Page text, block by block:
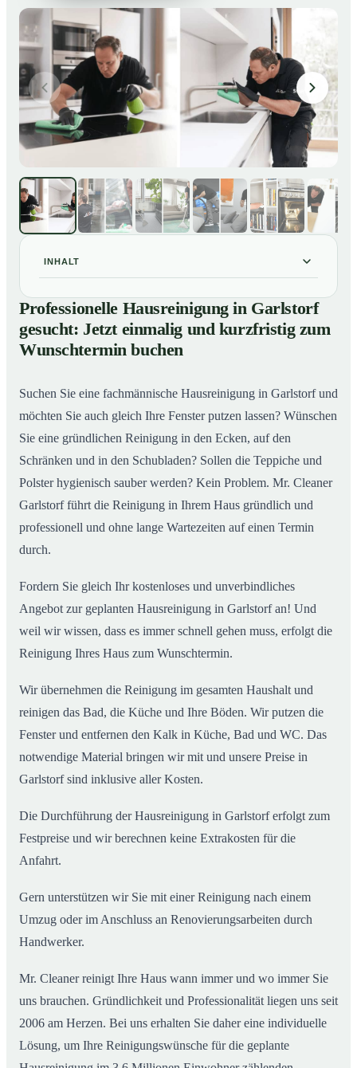
INHALT
01 Professionelle Hausreinigung in Garlstorf gesucht:
Jetzt einmalig und kurzfristig zum Wunschtermin
buchen
02So läuft eine professionelle Hausreinigung in Garlstorf
Professionelle Hausreinigung in Garlstorf
gesucht: Jetzt einmalig und kurzfristig zum
Wunschtermin buchen
Suchen Sie eine fachmännische Hausreinigung in Garlstorf und
möchten Sie auch gleich Ihre Fenster putzen lassen? Wünschen
Sie eine gründlichen Reinigung in den Ecken, auf den
Schränken und in den Schubladen? Sollen die Teppiche und
Polster hygienisch sauber werden? Kein Problem. Mr. Cleaner
Garlstorf führt die Reinigung in Ihrem Haus gründlich und
professionell und ohne lange Wartezeiten auf einen Termin
durch.
Fordern Sie gleich Ihr kostenloses und unverbindliches
Angebot zur geplanten Hausreinigung in Garlstorf an! Und
weil wir wissen, dass es immer schnell gehen muss, erfolgt die
Reinigung Ihres Haus zum Wunschtermin.
Wir übernehmen die Reinigung im gesamten Haushalt und
reinigen das Bad, die Küche und Ihre Böden. Wir putzen die
Fenster und entfernen den Kalk in Küche, Bad und WC. Das
notwendige Material bringen wir mit und unsere Preise in
Garlstorf sind inklusive aller Kosten.
Die Durchführung der Hausreinigung in Garlstorf erfolgt zum
Festpreise und wir berechnen keine Extrakosten für die
Anfahrt.
Gern unterstützen wir Sie mit einer Reinigung nach einem
Umzug oder im Anschluss an Renovierungsarbeiten durch
Handwerker.
Mr. Cleaner reinigt Ihre Haus wann immer und wo immer Sie
uns brauchen. Gründlichkeit und Professionalität liegen uns seit
2006 am Herzen. Bei uns erhalten Sie daher eine individuelle
Lösung, um Ihre Reinigungswünsche für die geplante